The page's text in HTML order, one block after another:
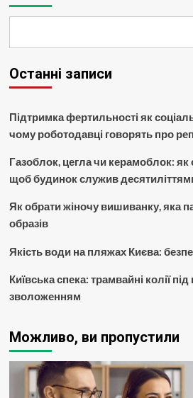
Останні записи
Підтримка фертильності як
чому роботодавці говорять про
Газоблок, цегла чи керамоблок: як
щоб будинок служив
Як обрати жіночу вишиванку, яка
образів
Якість води на пляжах Києва:
Київська спека: трамвайні колії
зволоженням
Можливо, ви пропустили